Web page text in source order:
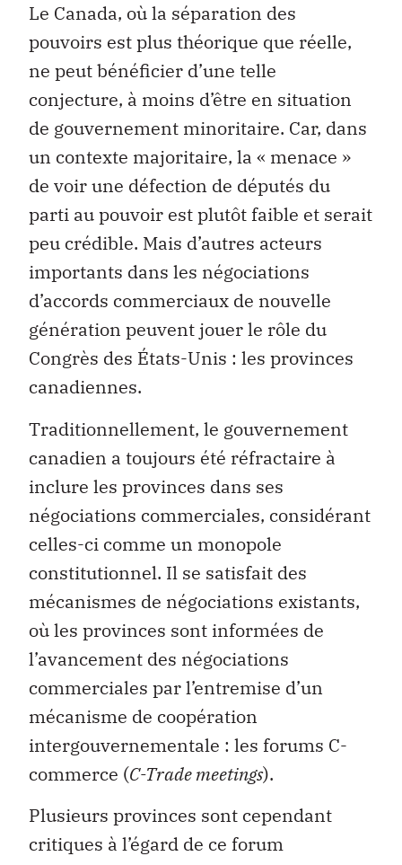
Le Canada, où la séparation des
pouvoirs est plus théorique que réelle,
ne peut bénéficier d’une telle
conjecture, à moins d’être en situation
de gouvernement minoritaire. Car, dans
un contexte majoritaire, la « menace »
de voir une défection de députés du
parti au pouvoir est plutôt faible et serait
peu crédible. Mais d’autres acteurs
importants dans les négociations
d’accords commerciaux de nouvelle
génération peuvent jouer le rôle du
Congrès des États-Unis : les provinces
canadiennes.
Traditionnellement, le gouvernement
canadien a toujours été réfractaire à
inclure les provinces dans ses
négociations commerciales, considérant
celles-ci comme un monopole
constitutionnel. Il se satisfait des
mécanismes de négociations existants,
où les provinces sont informées de
l’avancement des négociations
commerciales par l’entremise d’un
mécanisme de coopération
intergouvernementale : les forums C-
commerce (C-Trade meetings).
Plusieurs provinces sont cependant
critiques à l’égard de ce forum